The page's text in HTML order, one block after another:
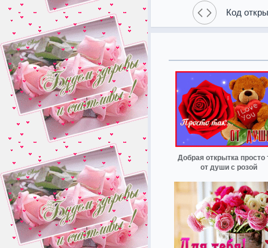
Код
Добрая открытка просто
от души с розой